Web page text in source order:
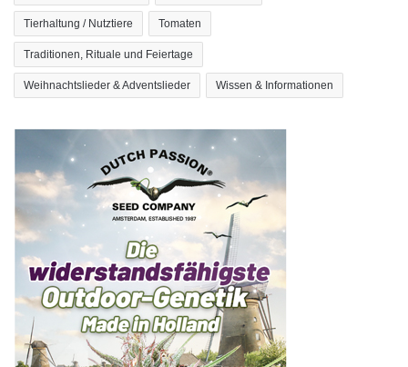
Tierhaltung / Nutztiere Tomaten
Traditionen, Rituale und Feiertage
Weihnachtslieder & Adventslieder Wissen & Informationen